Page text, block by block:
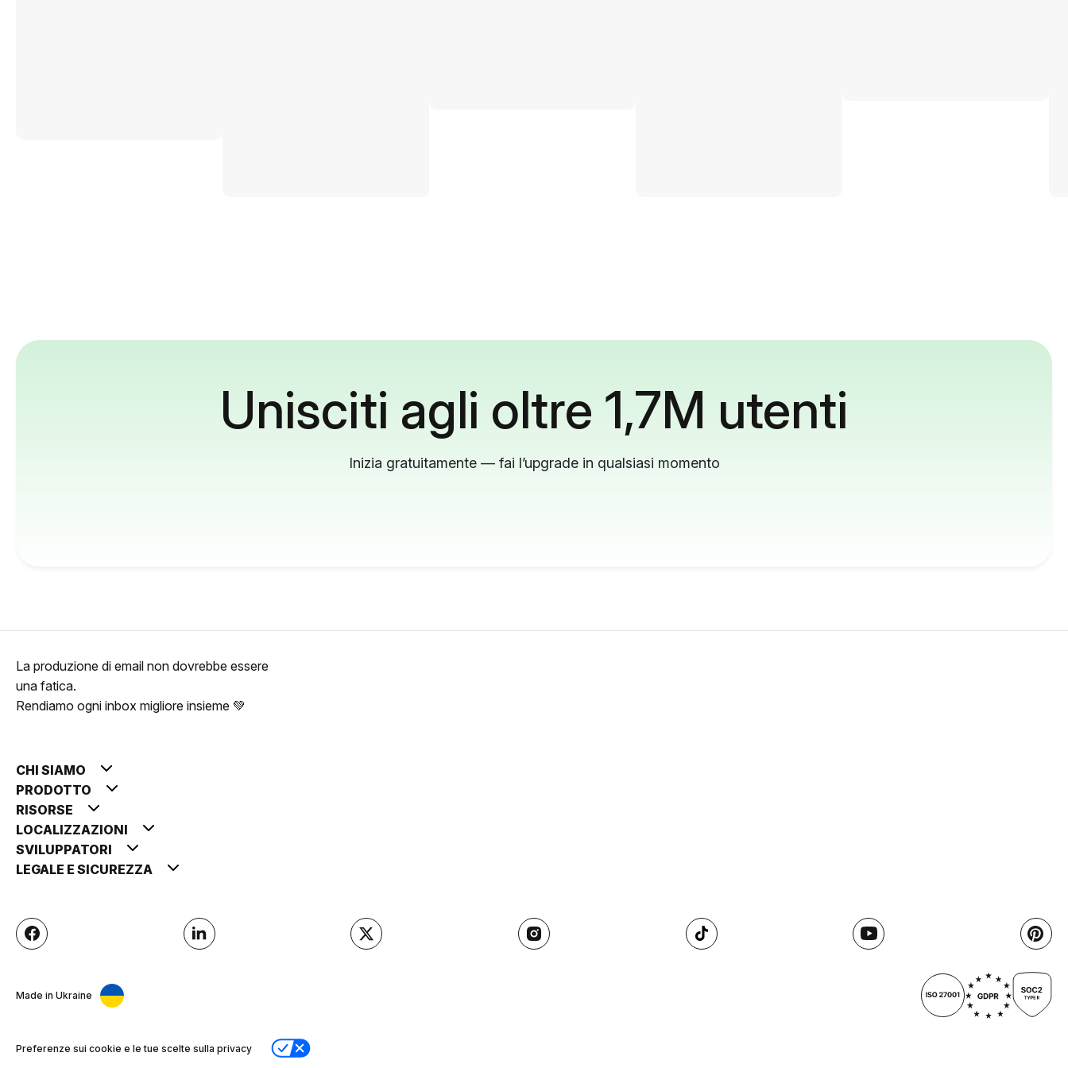
Unisciti agli oltre 1,7M utenti
Inizia gratuitamente — fai l’upgrade in qualsiasi momento
La produzione di email non dovrebbe essere
una fatica.
Rendiamo ogni inbox migliore insieme 💚
CHI SIAMO
PRODOTTO
RISORSE
LOCALIZZAZIONI
SVILUPPATORI
LEGALE E SICUREZZA
Made in Ukraine
Preferenze sui cookie e le tue scelte sulla privacy